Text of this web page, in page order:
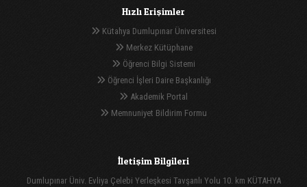
Hızlı Erişimler
Kütahya Dumlupınar Üniversitesi
Merkez Kütüphane
Öğrenci Bilgi Sistemi
Öğrenci İşleri Daire Başkanlığı
Akademik Portal
Memnuniyet Bildirim Formu
İletişim Bilgileri
Dumlupınar Üniv. Evliya Çelebi Yerleşkesi Tavşanlı Yolu 10. km KÜTAHYA